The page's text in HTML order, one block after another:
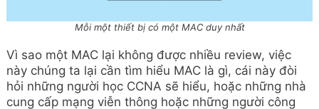
Mỗi một thiết bị có một MAC duy nhất
Vì sao một MAC lại không được nhiều review, việc
này chúng ta lại cần tìm hiểu MAC là gì, cái này đòi
hỏi những người học CCNA sẽ hiểu, hoặc những nhà
cung cấp mạng viễn thông hoặc những người công